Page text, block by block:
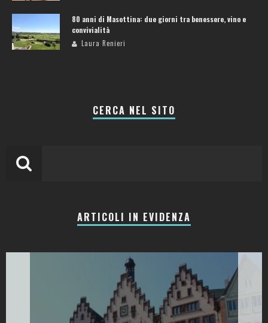
80 anni di Masottina: due giorni tra benessere, vino e
convivialità
Laura Renieri
CERCA NEL SITO
ARTICOLI IN EVIDENZA